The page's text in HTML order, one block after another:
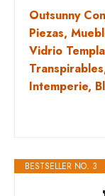
Outsunny
Piezas,
Vidrio
Intemperie,
BESTSELLER NO. 3